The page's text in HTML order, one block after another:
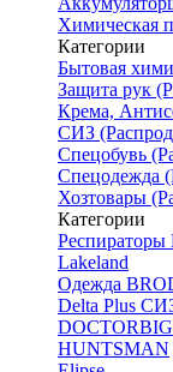
Химическая
Категории
Бытовая
Защита рук
Крема,
СИЗ
Спецобувь
Спецодежда
Хозтовары
Категории
Lakeland
Одежда
Delta Plus
DOCTORBIG
HUNTSMAN